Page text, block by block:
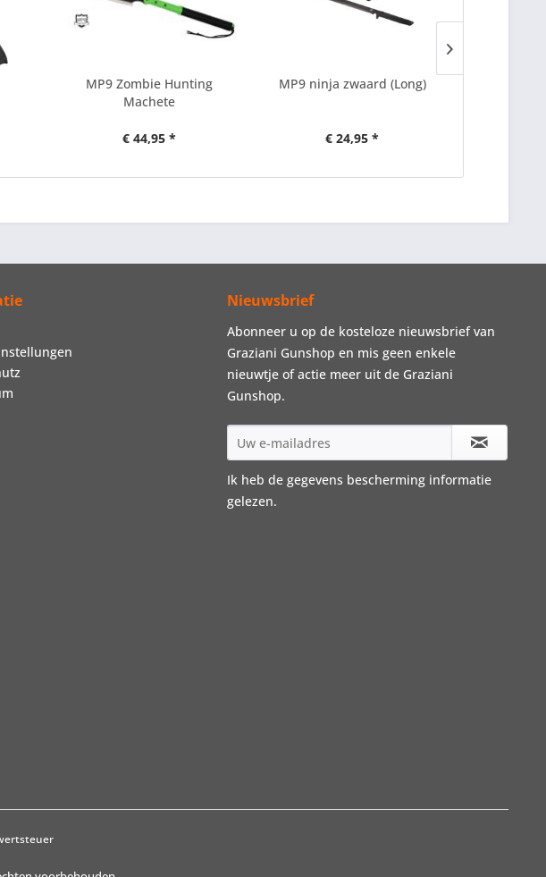
MP9 Zombie Hunting
Machete
€ 44,95 *
MP9 ninja zwaard (Long)
€ 24,95 *
Nieuwsbrief
Abonneer u op de kosteloze nieuwsbrief van
Graziani Gunshop en mis geen enkele
nieuwtje of actie meer uit de Graziani
Gunshop.
Ik heb de gegevens bescherming informatie
gelezen.